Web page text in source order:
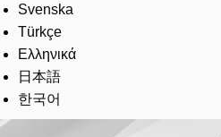
Svenska
Türkçe
Ελληνικά
日本語
한국어